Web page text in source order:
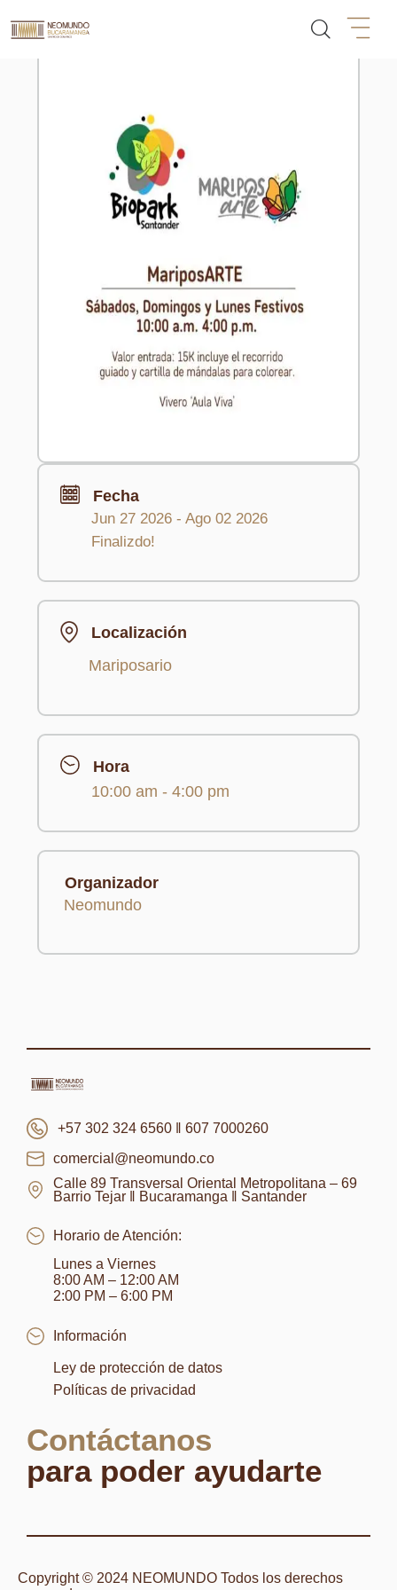
Fecha
Jun 27 2026 - Ago 02 2026
Finalizdo!
Localización
Mariposario
Hora
10:00 am - 4:00 pm
Organizador
Neomundo
+57 302 324 6560 ‖ 607 7000260
comercial@neomundo.co
Calle 89 Transversal Oriental Metropolitana – 69
Barrio Tejar ‖ Bucaramanga ‖ Santander
Horario de Atención:
Lunes a Viernes
8:00 AM – 12:00 AM
2:00 PM – 6:00 PM
Información
Ley de protección de datos
Políticas de privacidad
Contáctanos
para poder ayudarte
Copyright © 2024 NEOMUNDO Todos los derechos